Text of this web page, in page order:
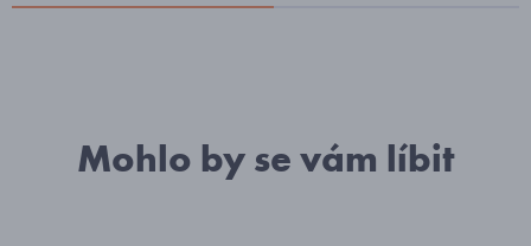
Mohlo by se vám líbit